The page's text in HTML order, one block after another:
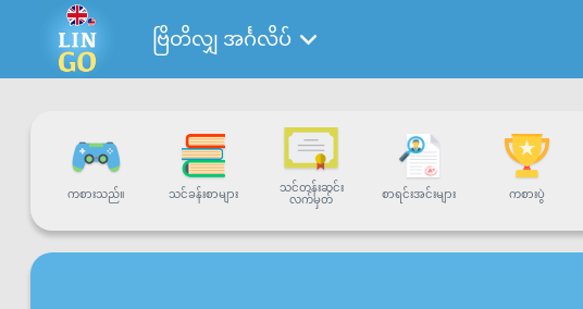
ဗြိတိလျှ အင်္ဂလိပ်
ကစားသည်။ သင်ခန်းစာများ
သင်တန်းဆင်း
လက်မှတ်
စာရင်းအင်းများ ကစားပွဲ